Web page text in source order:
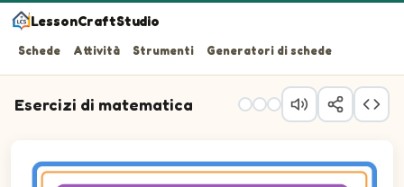
LessonCraftStudio
Schede Attività Strumenti Generatori di schede
Esercizi di matematica